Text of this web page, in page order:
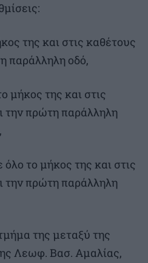
της και στις καθέτους
παράλληλη οδό,
μήκος της και στις
την πρώτη παράλληλη
το μήκος της και στις
την πρώτη παράλληλη
της μεταξύ της
Λεωφ. Βασ. Αμαλίας,